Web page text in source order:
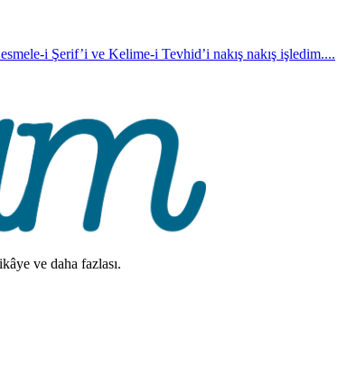
i Şerif’i ve Kelime-i Tevhid’i nakış nakış işledim....
ve daha fazlası.